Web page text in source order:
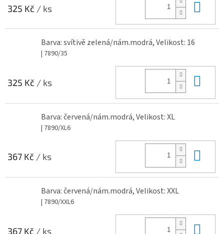
325 Kč / ks
Barva: svítivě zelená/nám.modrá, Velikost: 16
| 7890/35
325 Kč / ks
Barva: červená/nám.modrá, Velikost: XL
| 7890/XL6
367 Kč / ks
Barva: červená/nám.modrá, Velikost: XXL
| 7890/XXL6
367 Kč / ks